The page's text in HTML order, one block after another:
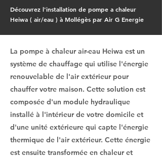
Découvrez l'installation de pompe a chaleur
Heiwa ( air/eau ) à Mollégès par Air G Energie
La pompe à chaleur air-eau Heiwa est un
système de chauffage qui utilise l'énergie
renouvelable de l'air extérieur pour
chauffer votre maison. Cette solution est
composée d'un module hydraulique
installé à l'intérieur de votre domicile et
d'une unité extérieure qui capte l'énergie
thermique de l'air extérieur. Cette énergie
est ensuite transformée en chaleur et